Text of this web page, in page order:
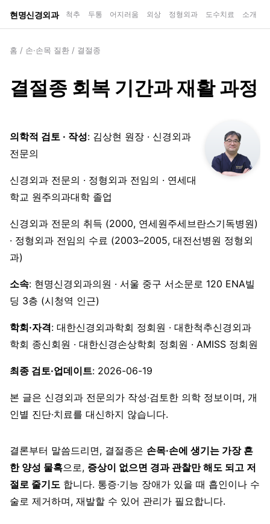
현명신경외과 척추 두통 어지러움 외상 정형외과 도수치료 소개
홈 / 손·손목 질환 / 결절종
결절종 회복 기간과 재활 과정
의학적 검토 · 작성: 김상현 원장 · 신경외과
전문의
신경외과 전문의 · 정형외과 전임의 · 연세대
학교 원주의과대학 졸업
신경외과 전문의 취득 (2000, 연세원주세브란스기독병원)
· 정형외과 전임의 수료 (2003–2005, 대전선병원 정형외
과)
소속: 현명신경외과의원 · 서울 중구 서소문로 120 ENA빌
딩 3층 (시청역 인근)
학회·자격: 대한신경외과학회 정회원 · 대한척추신경외과
학회 종신회원 · 대한신경손상학회 정회원 · AMISS 정회원
최종 검토·업데이트: 2026-06-19
본 글은 신경외과 전문의가 작성·검토한 의학 정보이며, 개
인별 진단·치료를 대신하지 않습니다.
결론부터 말씀드리면, 결절종은 손목·손에 생기는 가장 흔
한 양성 물혹으로, 증상이 없으면 경과 관찰만 해도 되고 저
절로 줄기도 합니다. 통증·기능 장애가 있을 때 흡인이나 수
술로 제거하며, 재발할 수 있어 관리가 필요합니다.